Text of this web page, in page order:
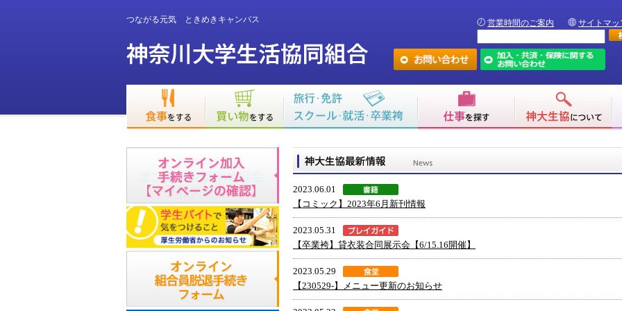
つながる元気 ときめきキャンパス 営業時間のご案内 サイトマッ
2023.06.01
【コミック】2023年6月新刊情報
2023.05.31
【卒業袴】貸衣装合同展示会【6/15.16開催】
2023.05.29
【230529-】メニュー更新のお知らせ